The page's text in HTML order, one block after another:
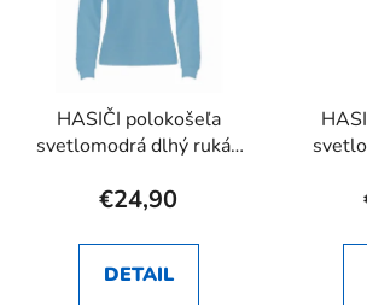
HASIČI polokošeľa
svetlomodrá dlhý rukáv
€24,90
DETAIL